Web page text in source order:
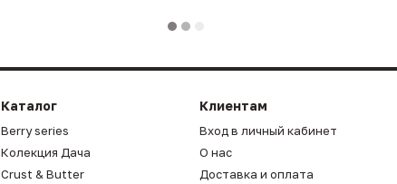
Каталог
Berry series
Колекция Дача
Crust & Butter
Клиентам
Вход в личный кабинет
О нас
Доставка и оплата